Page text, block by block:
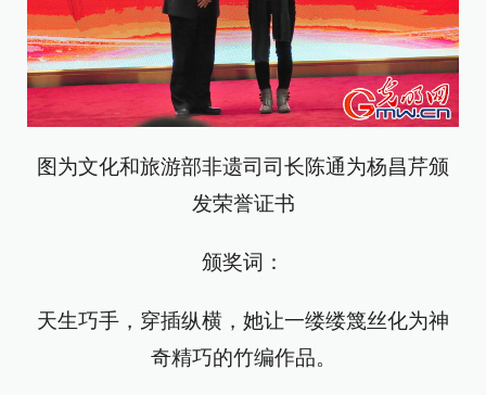
图为文化和旅游部非遗司司长陈通为杨昌芹颁
发荣誉证书
颁奖词：
天生巧手，穿插纵横，她让一缕缕篾丝化为神
奇精巧的竹编作品。